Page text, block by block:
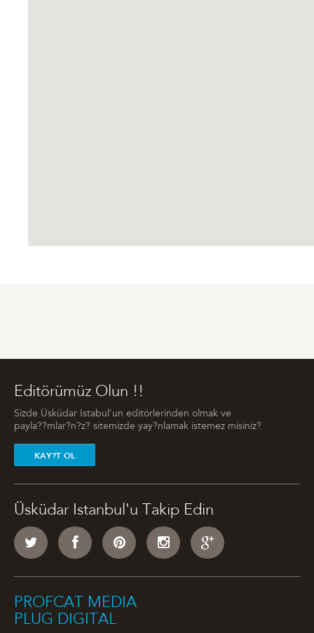
Editörümüz Olun !!
Sizde Üsküdar Istabul'un editörlerinden olmak ve
payla??mlar?n?z? sitemizde yay?nlamak istemez misiniz?
KAY?T OL
Üsküdar Istanbul'u Takip Edin
PROFCAT MEDIA
PLUG DIGITAL